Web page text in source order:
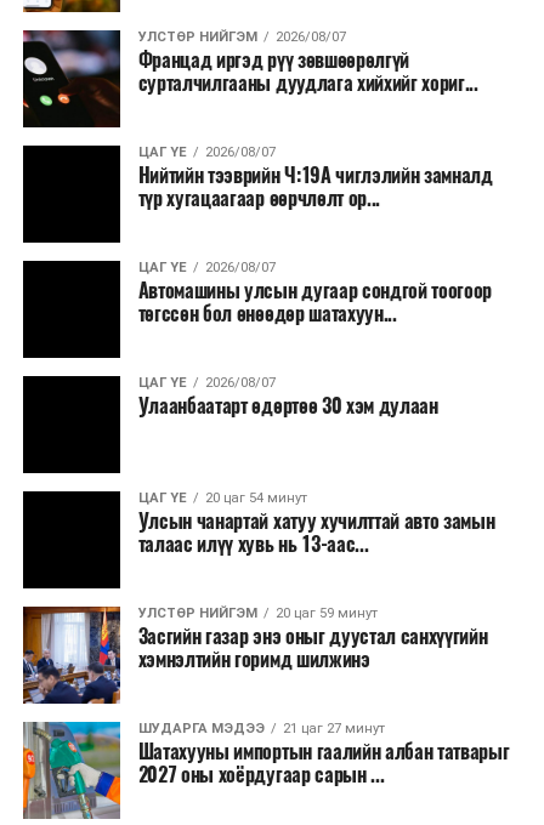
УЛСТӨР НИЙГЭМ 2026/08/07
Францад иргэд рүү зөвшөөрөлгүй
сурталчилгааны дуудлага хийхийг хориг...
ЦАГ ҮЕ 2026/08/07
Нийтийн тээврийн Ч:19А чиглэлийн замналд
түр хугацаагаар өөрчлөлт ор...
ЦАГ ҮЕ 2026/08/07
Автомашины улсын дугаар сондгой тоогоор
төгссөн бол өнөөдөр шатахуун...
ЦАГ ҮЕ 2026/08/07
Улаанбаатарт өдөртөө 30 хэм дулаан
ЦАГ ҮЕ 20 цаг 54 минут
Улсын чанартай хатуу хучилттай авто замын
талаас илүү хувь нь 13-аас...
УЛСТӨР НИЙГЭМ 20 цаг 59 минут
Засгийн газар энэ оныг дуустал санхүүгийн
хэмнэлтийн горимд шилжинэ
ШУДАРГА МЭДЭЭ 21 цаг 27 минут
Шатахууны импортын гаалийн албан татварыг
2027 оны хоёрдугаар сарын ...